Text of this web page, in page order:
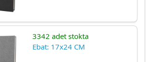
3342 adet stokta
Ebat: 17x24 CM